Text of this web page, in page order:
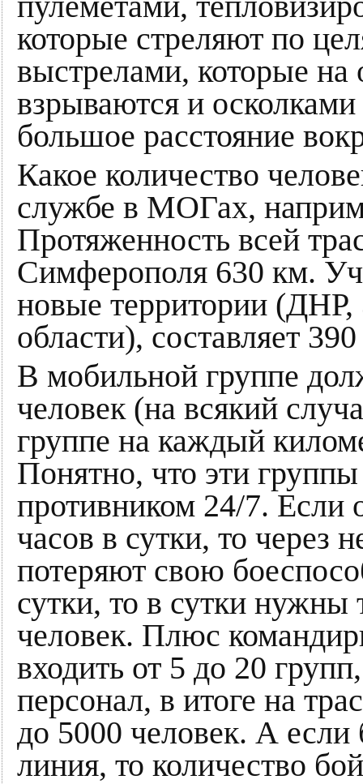
которые стреляют по
выстрелами, которые на
взрываются и
большое расстояние
Какое количество
службе в МОГах,
Протяженность всей
Симферополя 630 км.
новые территории (ДНР,
области), составляет
В мобильной группе
человек (на всякий
группе на каждый
Понятно, что эти
противником 24/7. Если
часов в сутки, то через
потеряют свою
сутки, то в сутки нужны
человек. Плюс
входить от 5 до 20
персонал, в итоге на
до 5000 человек. А если
линия, то количество